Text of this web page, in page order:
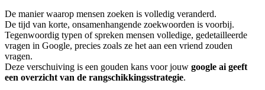
De manier waarop mensen zoeken is volledig veranderd.
De tijd van korte, onsamenhangende zoekwoorden is voorbij.
Tegenwoordig typen of spreken mensen volledige, gedetailleerde
vragen in Google, precies zoals ze het aan een vriend zouden
vragen.
Deze verschuiving is een gouden kans voor jouw google ai geeft
een overzicht van de rangschikkingsstrategie.